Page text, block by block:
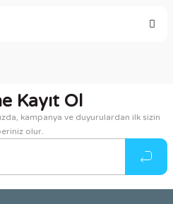
ederiz.
görüntülenemiyor.
bulunuyor.
Kayıt Ol
kampanya ve duyurulardan ilk sizin
olur.